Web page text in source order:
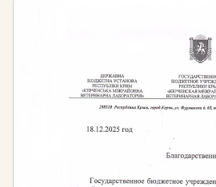
Ландшафтный дизайн и
строительство. Программа
квалификацию для
дизайнером.
Ландшафтная архитектура.
программа для
получить знания в области
проектирования